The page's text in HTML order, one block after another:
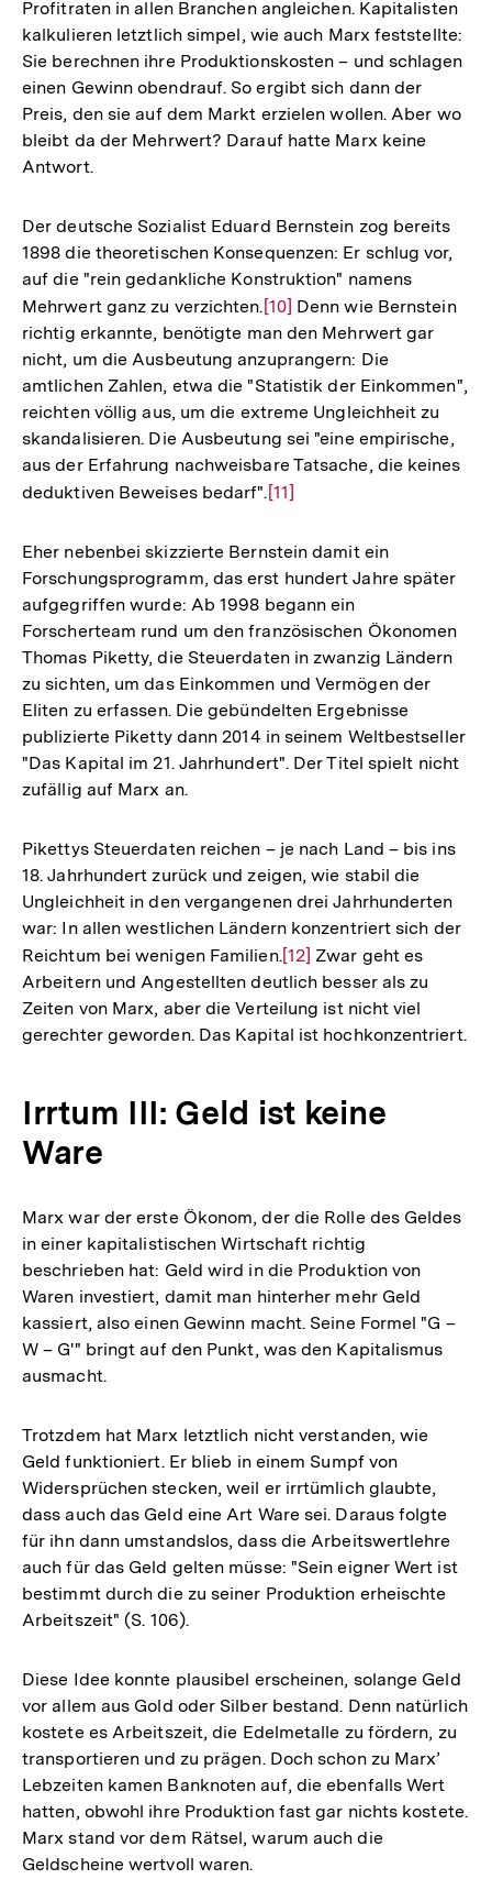
Profitraten in allen Branchen angleichen. Kapitalisten
kalkulieren letztlich simpel, wie auch Marx feststellte:
Sie berechnen ihre Produktionskosten – und schlagen
einen Gewinn obendrauf. So ergibt sich dann der
Preis, den sie auf dem Markt erzielen wollen. Aber wo
bleibt da der Mehrwert? Darauf hatte Marx keine
Antwort.
Der deutsche Sozialist Eduard Bernstein zog bereits
1898 die theoretischen Konsequenzen: Er schlug vor,
auf die "rein gedankliche Konstruktion" namens
Mehrwert ganz zu verzichten. Zur
Auflösung
der
Fußnote
[10] Denn wie Bernstein
richtig erkannte, benötigte man den Mehrwert gar
nicht, um die Ausbeutung anzuprangern: Die
amtlichen Zahlen, etwa die "Statistik der Einkommen",
reichten völlig aus, um die extreme Ungleichheit zu
skandalisieren. Die Ausbeutung sei "eine empirische,
aus der Erfahrung nachweisbare Tatsache, die keines
deduktiven Beweises bedarf". Zur
der
Fußnote
[11]
Eher nebenbei skizzierte Bernstein damit ein
Forschungsprogramm, das erst hundert Jahre später
aufgegriffen wurde: Ab 1998 begann ein
Forscherteam rund um den französischen Ökonomen
Thomas Piketty, die Steuerdaten in zwanzig Ländern
zu sichten, um das Einkommen und Vermögen der
Eliten zu erfassen. Die gebündelten Ergebnisse
publizierte Piketty dann 2014 in seinem Weltbestseller
"Das Kapital im 21. Jahrhundert". Der Titel spielt nicht
zufällig auf Marx an.
Pikettys Steuerdaten reichen – je nach Land – bis ins
18. Jahrhundert zurück und zeigen, wie stabil die
Ungleichheit in den vergangenen drei Jahrhunderten
war: In allen westlichen Ländern konzentriert sich der
Reichtum bei wenigen Familien.Zur
Auflösung
der
Fußnote
[12] Zwar geht es
Arbeitern und Angestellten deutlich besser als zu
Zeiten von Marx, aber die Verteilung ist nicht viel
gerechter geworden. Das Kapital ist hochkonzentriert.
Irrtum III: Geld ist keine
Ware
Marx war der erste Ökonom, der die Rolle des Geldes
in einer kapitalistischen Wirtschaft richtig
beschrieben hat: Geld wird in die Produktion von
Waren investiert, damit man hinterher mehr Geld
kassiert, also einen Gewinn macht. Seine Formel "G –
W – G'" bringt auf den Punkt, was den Kapitalismus
ausmacht.
Trotzdem hat Marx letztlich nicht verstanden, wie
Geld funktioniert. Er blieb in einem Sumpf von
Widersprüchen stecken, weil er irrtümlich glaubte,
dass auch das Geld eine Art Ware sei. Daraus folgte
für ihn dann umstandslos, dass die Arbeitswertlehre
auch für das Geld gelten müsse: "Sein eigner Wert ist
bestimmt durch die zu seiner Produktion erheischte
Arbeitszeit" (S. 106).
Diese Idee konnte plausibel erscheinen, solange Geld
vor allem aus Gold oder Silber bestand. Denn natürlich
kostete es Arbeitszeit, die Edelmetalle zu fördern, zu
transportieren und zu prägen. Doch schon zu Marx’
Lebzeiten kamen Banknoten auf, die ebenfalls Wert
hatten, obwohl ihre Produktion fast gar nichts kostete.
Marx stand vor dem Rätsel, warum auch die
Geldscheine wertvoll waren.